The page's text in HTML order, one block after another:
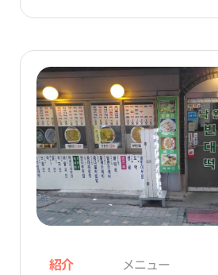
紹介 メニュー